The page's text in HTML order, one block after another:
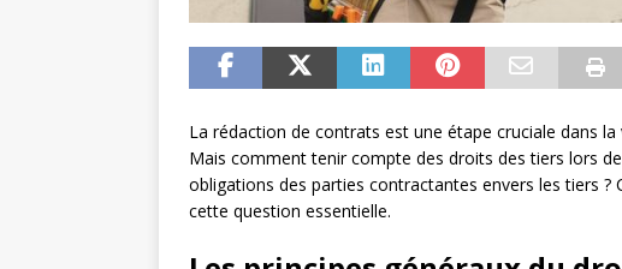
La rédaction de contrats est une étape cruciale dans
Mais comment tenir compte des droits des tiers lors
obligations des parties contractantes envers les tiers
cette question essentielle.